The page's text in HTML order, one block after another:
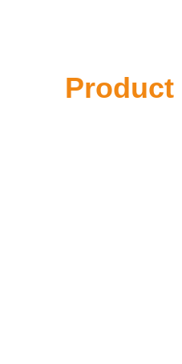
Product